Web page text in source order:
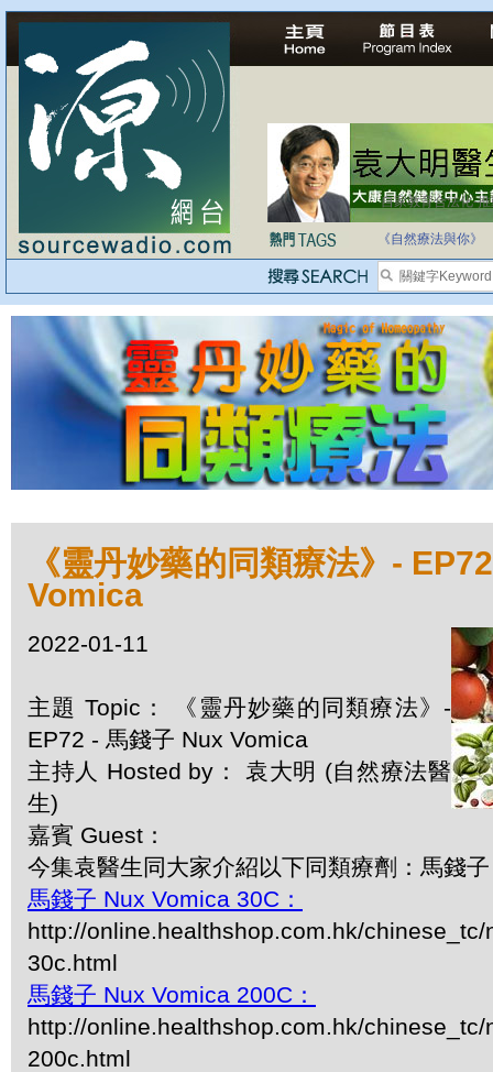
自家教育合法化-
《自然療法與你》
《靈丹妙藥的同類療法》-
Vomica
2022-01-11
主題 Topic： 《靈丹妙藥的同類療法》-
EP72 - 馬錢子 Nux Vomica
主持人 Hosted by： 袁大明 (自然療法醫
生)
嘉賓 Guest：
今集袁醫生同大家介紹以下同類療劑：馬錢
馬錢子 Nux Vomica 30C：
http://online.healthshop.com.hk/chinese_tc/
30c.html
馬錢子 Nux Vomica 200C：
http://online.healthshop.com.hk/chinese_tc/
200c.html